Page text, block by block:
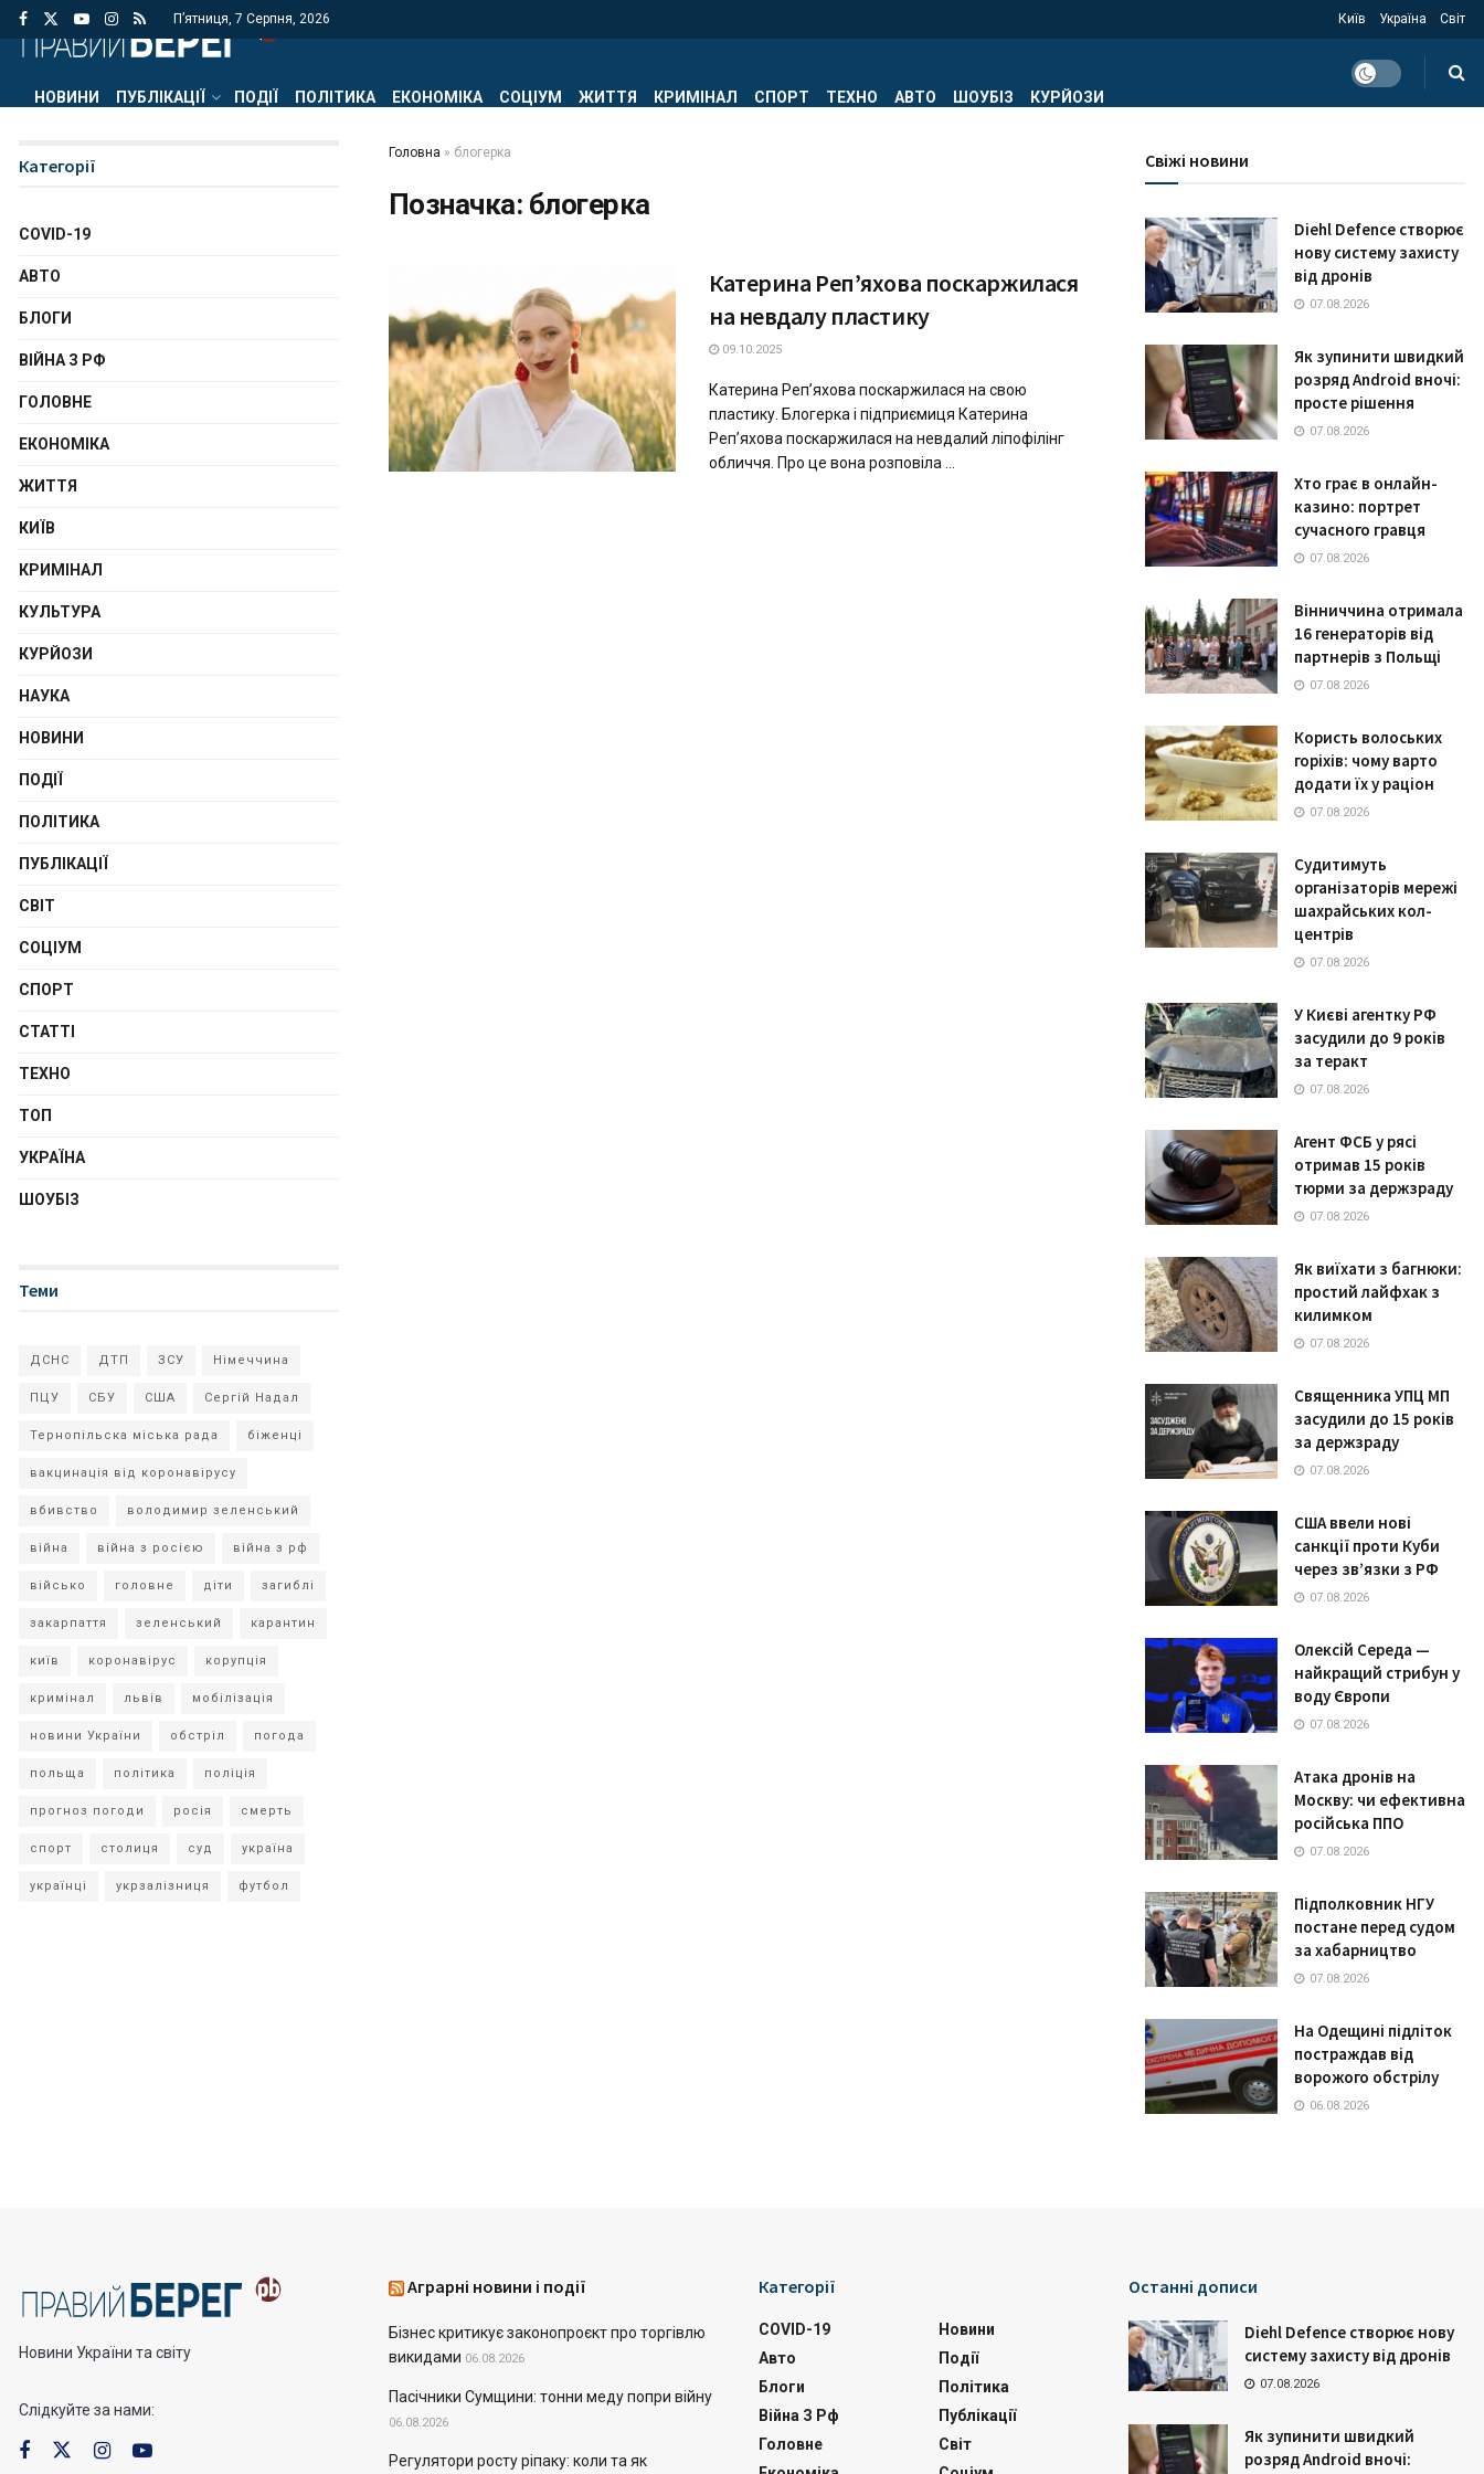
П’ятниця, 7 Серпня, 2026 Київ Україна Світ
НОВИНИ ПУБЛІКАЦІЇ ПОДІЇ ПОЛІТИКА ЕКОНОМІКА СОЦІУМ ЖИТТЯ КРИМІНАЛ СПОРТ ТЕХНО АВТО ШОУБІЗ КУРЙОЗИ
Головна » блогерка
Позначка: блогерка
Катерина Репʼяхова поскаржилася
на невдалу пластику
09.10.2025
Катерина Репʼяхова поскаржилася на свою
пластику. Блогерка і підприємиця Катерина
Репʼяхова поскаржилася на невдалий ліпофілінг
обличчя. Про це вона розповіла ...
Категорії
COVID-19
АВТО
БЛОГИ
ВІЙНА З РФ
ГОЛОВНЕ
ЕКОНОМІКА
ЖИТТЯ
КИЇВ
КРИМІНАЛ
КУЛЬТУРА
КУРЙОЗИ
НАУКА
НОВИНИ
ПОДІЇ
ПОЛІТИКА
ПУБЛІКАЦІЇ
СВІТ
СОЦІУМ
СПОРТ
СТАТТІ
ТЕХНО
ТОП
УКРАЇНА
ШОУБІЗ
Теми
ДСНС ДТП ЗСУ Німеччина
ПЦУ СБУ США Сергій Надал
Тернопільска міська рада біженці
вакцинація від коронавірусу
вбивство володимир зеленський
війна війна з росією війна з рф
військо головне діти загиблі
закарпаття зеленський карантин
київ коронавірус корупція
кримінал львів мобілізація
новини України обстріл погода
польща політика поліція
прогноз погоди росія смерть
спорт столиця суд україна
українці укрзалізниця футбол
Свіжі новини
Diehl Defence створює
нову систему захисту
від дронів
07.08.2026
Як зупинити швидкий
розряд Android вночі:
просте рішення
07.08.2026
Хто грає в онлайн-
казино: портрет
сучасного гравця
07.08.2026
Вінниччина отримала
16 генераторів від
партнерів з Польщі
07.08.2026
Користь волоських
горіхів: чому варто
додати їх у раціон
07.08.2026
Судитимуть
організаторів мережі
шахрайських кол-
центрів
07.08.2026
У Києві агентку РФ
засудили до 9 років
за теракт
07.08.2026
Агент ФСБ у рясі
отримав 15 років
тюрми за держзраду
07.08.2026
Як виїхати з багнюки:
простий лайфхак з
килимком
07.08.2026
Священника УПЦ МП
засудили до 15 років
за держзраду
07.08.2026
США ввели нові
санкції проти Куби
через зв’язки з РФ
07.08.2026
Олексій Середа —
найкращий стрибун у
воду Європи
07.08.2026
Атака дронів на
Москву: чи ефективна
російська ППО
07.08.2026
Підполковник НГУ
постане перед судом
за хабарництво
07.08.2026
На Одещині підліток
постраждав від
ворожого обстрілу
06.08.2026
Новини України та світу
Слідкуйте за нами:
Аграрні новини і події
Бізнес критикує законопроєкт про торгівлю
викидами 06.08.2026
Пасічники Сумщини: тонни меду попри війну
06.08.2026
Регулятори росту ріпаку: коли та як
Категорії
COVID-19
Авто
Блоги
Війна З Рф
Головне
Новини
Події
Політика
Публікації
Світ
Останні дописи
Diehl Defence створює нову
систему захисту від дронів
07.08.2026
Як зупинити швидкий
розряд Android вночі: